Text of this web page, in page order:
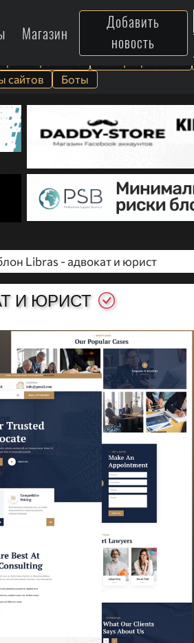
Магазин
Добавить
новость
сайтов
Боты
Libras - адвокат и юрист
И ЮРИСТ